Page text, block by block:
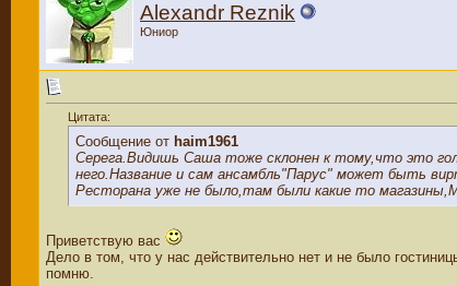
Alexandr Reznik
Юниор
Цитата:
Сообщение от haim1961
Серега.Видишь Саша тоже склонен к тому,что это
него.Название и сам ансамбль"Парус" может быть
Ресторана уже не было,там были какие то
Приветствую вас
Дело в том, что у нас действительно нет и не было
помню.